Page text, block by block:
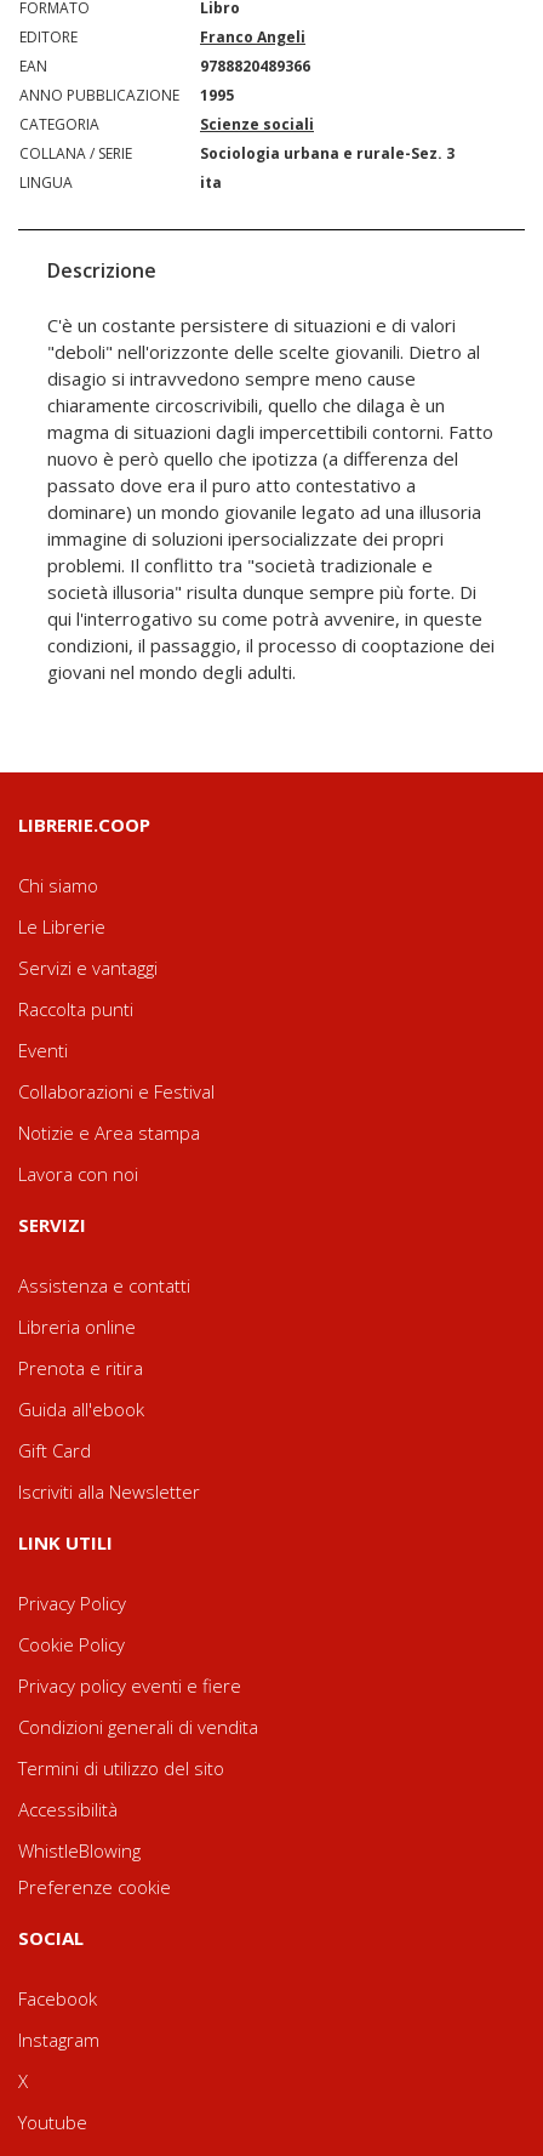
FORMATO
Libro
EDITORE
Franco Angeli
EAN
9788820489366
ANNO PUBBLICAZIONE
1995
CATEGORIA
Scienze sociali
COLLANA / SERIE
Sociologia urbana e rurale-Sez. 3
LINGUA
ita
Descrizione
C'è un costante persistere di situazioni e di valori
"deboli" nell'orizzonte delle scelte giovanili. Dietro al
disagio si intravvedono sempre meno cause
chiaramente circoscrivibili, quello che dilaga è un
magma di situazioni dagli impercettibili contorni. Fatto
nuovo è però quello che ipotizza (a differenza del
passato dove era il puro atto contestativo a
dominare) un mondo giovanile legato ad una illusoria
immagine di soluzioni ipersocializzate dei propri
problemi. Il conflitto tra "società tradizionale e
società illusoria" risulta dunque sempre più forte. Di
qui l'interrogativo su come potrà avvenire, in queste
condizioni, il passaggio, il processo di cooptazione dei
giovani nel mondo degli adulti.
LIBRERIE.COOP
Chi siamo
Le Librerie
Servizi e vantaggi
Raccolta punti
Eventi
Collaborazioni e Festival
Notizie e Area stampa
Lavora con noi
SERVIZI
Assistenza e contatti
Libreria online
Prenota e ritira
Guida all'ebook
Gift Card
Iscriviti alla Newsletter
LINK UTILI
Privacy Policy
Cookie Policy
Privacy policy eventi e fiere
Condizioni generali di vendita
Termini di utilizzo del sito
Accessibilità
WhistleBlowing
Preferenze cookie
SOCIAL
Facebook
Instagram
X
Youtube